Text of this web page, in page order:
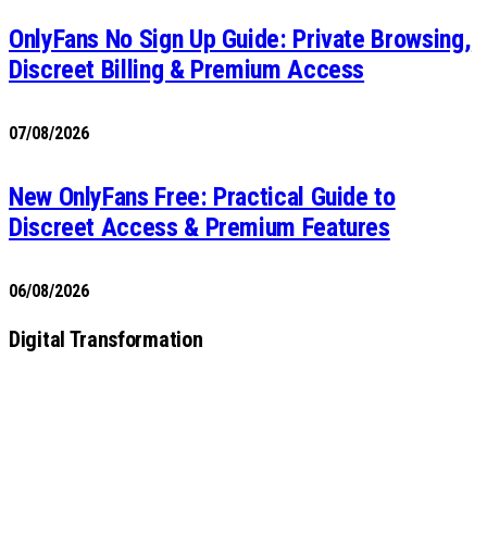
OnlyFans No Sign Up Guide: Private Browsing,
Discreet Billing & Premium Access
07/08/2026
New OnlyFans Free: Practical Guide to
Discreet Access & Premium Features
06/08/2026
Digital Transformation